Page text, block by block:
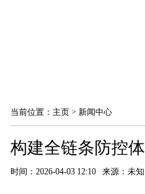
当前位置： 主页 > 新闻中心
构建全链条防控
时间：2026-04-03 12:10 来源：未